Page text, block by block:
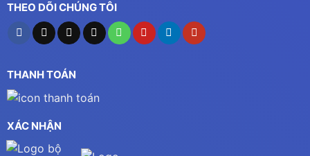
THEO DÕI CHÚNG TÔI
THANH TOÁN
XÁC NHẬN